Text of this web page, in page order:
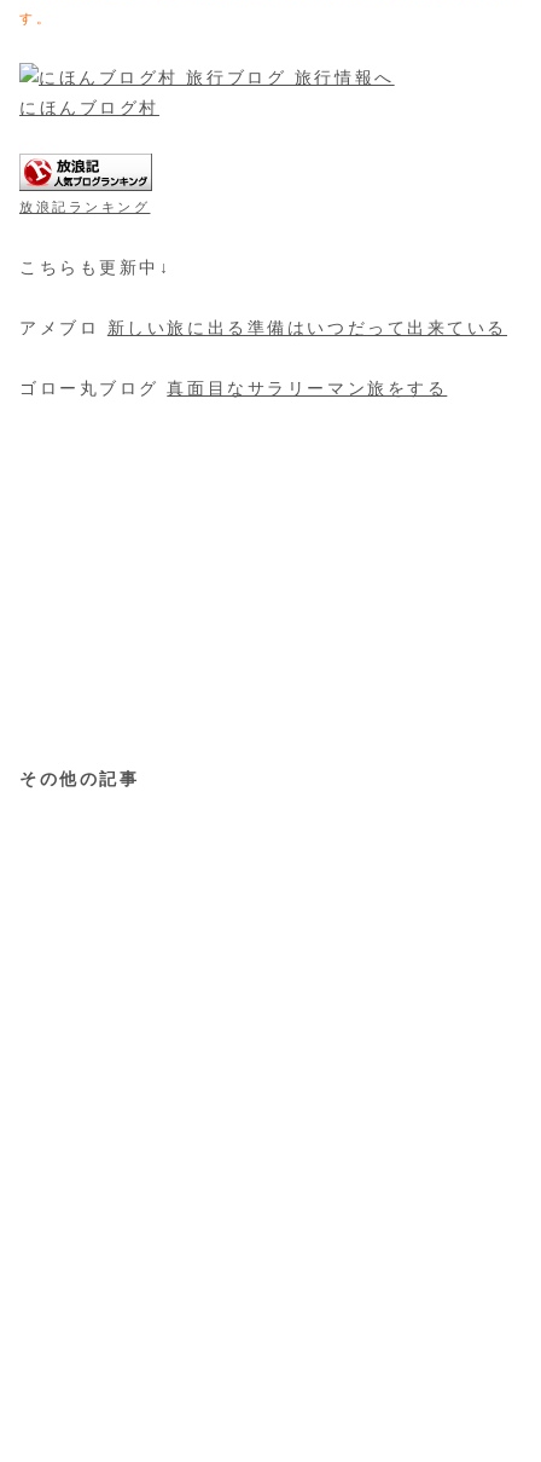
す。
にほんブログ村
放浪記ランキング
こちらも更新中↓
アメブロ 新しい旅に出る準備はいつだって出来ている
ゴロー丸ブログ真面目なサラリーマン旅をする
その他の記事